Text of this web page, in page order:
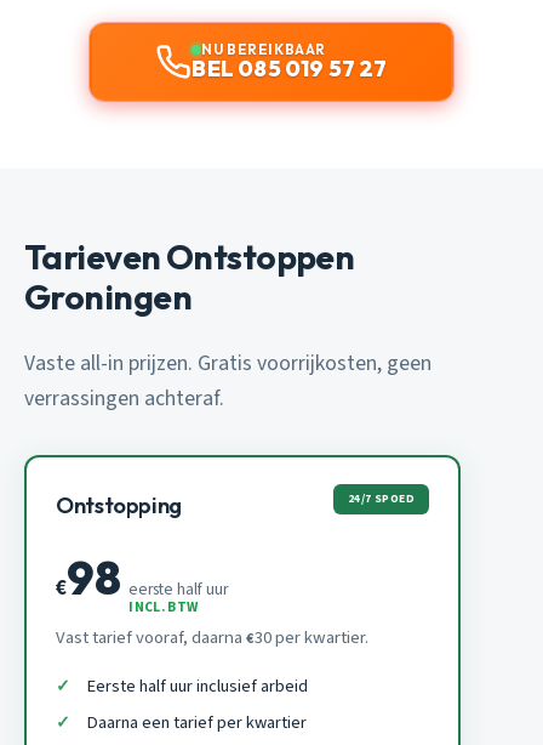
NU BEREIKBAAR
BEL 085 019 57 27
Tarieven Ontstoppen
Groningen
Vaste all-in prijzen. Gratis voorrijkosten, geen
verrassingen achteraf.
Ontstopping 24/7 SPOED
€98 eerste half uur
INCL. BTW
Vast tarief vooraf, daarna €30 per kwartier.
Eerste half uur inclusief arbeid
Daarna een tarief per kwartier